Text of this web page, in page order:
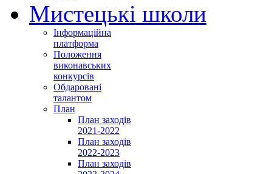
Мистецькі школи
Інформаційна
платформа
Положення
виконавських
конкурсів
Обдаровані
талантом
План
План заходів
2021-2022
План заходів
2022-2023
План заходів